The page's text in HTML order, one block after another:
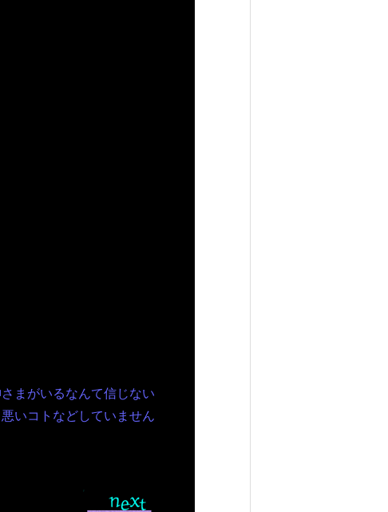
まがいるなんて信じない
いコトなどしていません